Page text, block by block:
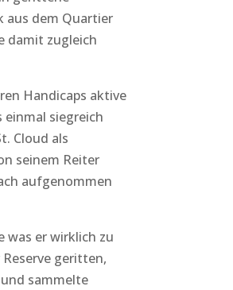
aus dem Quartier
damit zugleich
Handicaps aktive
siegreich
Cloud als
seinem Reiter
aufgenommen
was er wirklich zu
geritten,
sammelte